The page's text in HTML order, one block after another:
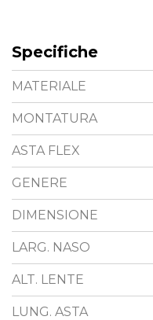
Specifiche
MATERIALE
MONTATURA
ASTA FLEX
GENERE
DIMENSIONE
LARG. NASO
ALT. LENTE
LUNG. ASTA